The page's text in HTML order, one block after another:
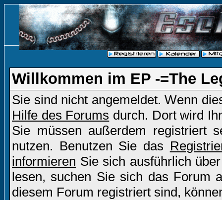
Willkommen im EP -=The
Sie sind nicht angemeldet. Wenn
Hilfe des Forums durch. Dort wird
Sie müssen außerdem registriert
nutzen. Benutzen Sie das
informieren Sie sich ausführlich
lesen, suchen Sie sich das Forum
diesem Forum registriert sind,